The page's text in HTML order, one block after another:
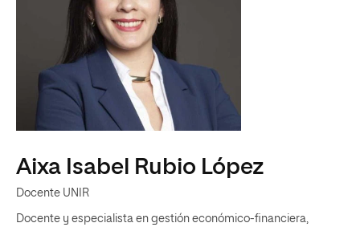
Aixa Isabel Rubio López
Docente UNIR
Docente y especialista en gestión económico-financiera,